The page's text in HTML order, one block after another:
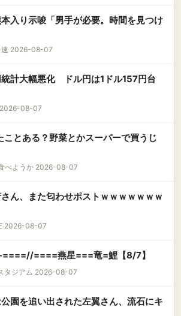
入り示唆「男手が必要。時間を見つけ
速 2026-08-07
統計大幅悪化 ドル円は1ドル157円台
08-07
とある？野菜とかスーパーで買うじ
べようか 2026-08-07
さん、また匂わせポストｗｗｗｗｗｗｗ
2026-08-07
-====//====燕星===竜=鯉【8/7】
タジアム 2026-08-07
公園を追い出された左翼さん、流石にキ